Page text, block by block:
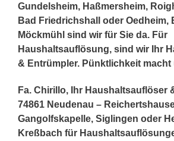
Gundelsheim, Haßmersheim,
Bad Friedrichshall oder Oedheim,
Möckmühl sind wir für Sie da. Für
Haushaltsauflösung, sind wir Ihr
& Entrümpler. Pünktlichkeit macht
Fa. Chirillo, Ihr Haushaltsauflöser
74861 Neudenau –
Gangolfskapelle, Siglingen oder
Kreßbach für